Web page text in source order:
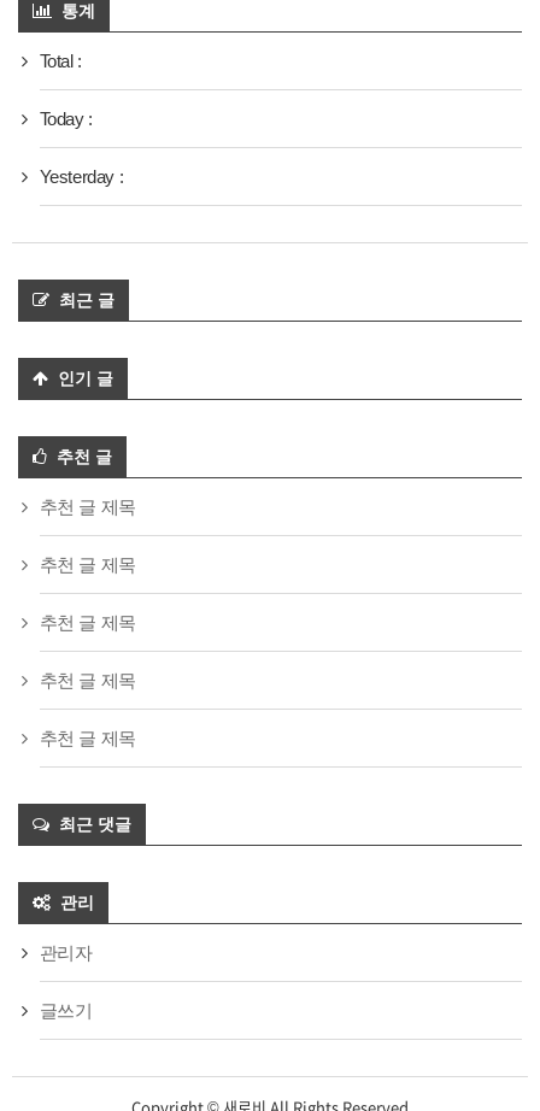
통계
Total :
Today :
Yesterday :
최근 글
인기 글
추천 글
추천 글 제목
추천 글 제목
추천 글 제목
추천 글 제목
추천 글 제목
최근 댓글
관리
관리자
글쓰기